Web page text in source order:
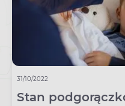
31/10/2022
Stan